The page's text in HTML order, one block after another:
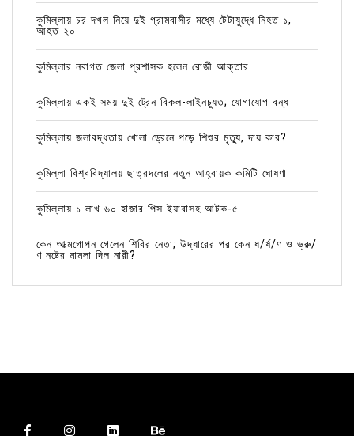
কুমিল্লায় চর দখল নিয়ে দুই গ্রামবাসীর মধ্যে টেটাযুদ্ধে নিহত ১,
আহত ২০
কুমিল্লার নবাগত জেলা প্রশাসক হলেন রোজী আক্তার
কুমিল্লায় একই সময় দুই ট্রেন বিকল-লাইনচ্যুত; যোগাযোগ বন্ধ
কুমিল্লায় জলাবদ্ধতায় খোলা ড্রেনে পড়ে শিশুর মৃত্যু, দায় কার?
কুমিল্লা বিশ্ববিদ্যালয় ছাত্রদলের নতুন আহ্বায়ক কমিটি ঘোষণা
কুমিল্লায় ১ লাখ ৬০ হাজার পিস ইয়াবাসহ আটক-৫
কেন আত্মগোপন গেলেন শিবির নেতা; উদ্ধারের পর কেন ধ/র্ষ/ণ ও ভ্রু/
ণ নষ্টের মামলা দিল নারী?